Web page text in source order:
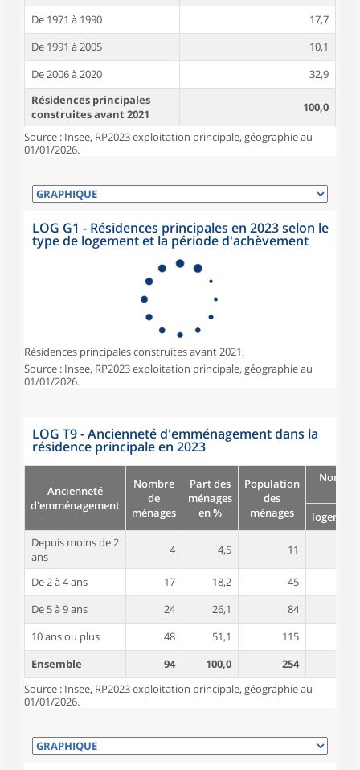
De 1971 à 1990
17,7
De 1991 à 2005
10,1
De 2006 à 2020
32,9
Résidences principales
construites avant 2021
100,0
Source : Insee, RP2023 exploitation principale, géographie au
01/01/2026.
LOG G1 - Résidences principales en 2023 selon le
type de logement et la période d'achèvement
Résidences principales construites avant 2021.
Source : Insee, RP2023 exploitation principale, géographie au
01/01/2026.
LOG T9 - Ancienneté d'emménagement dans la
résidence principale en 2023
Ancienneté
d'emménagement
Nombre
de
ménages
Part des
ménages
en %
Population
des
ménages
logement
Depuis moins de 2
ans
4 4,5 11
De 2 à 4 ans 17 18,2 45
De 5 à 9 ans
24 26,1 84
10 ans ou plus
48 51,1 115
Ensemble
94 100,0 254
Source : Insee, RP2023 exploitation principale, géographie au
01/01/2026.